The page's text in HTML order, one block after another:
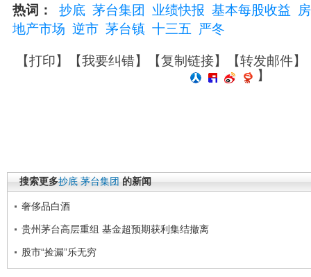
热词： 抄底 茅台集团 业绩快报 基本每股收益
地产市场 逆市 茅台镇 十三五 严冬
【打印】【我要纠错】【复制链接】【转发邮件】
】
搜索更多抄底 茅台集团 的新闻
奢侈品白酒
贵州茅台高层重组 基金超预期获利集结撤离
股市“捡漏”乐无穷